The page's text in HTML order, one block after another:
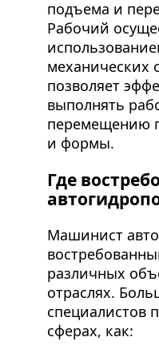
подъема и
Рабочий
механических
позволяет
выполнять
перемещению
и формы.
Где
Машинист
различных
отраслях.
специалистов
сферах, как: